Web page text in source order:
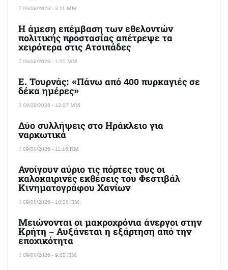
09/08/2026 - 3:11 ΜΜ
Η άμεση επέμβαση των εθελοντών
πολιτικής προστασίας απέτρεψε τα
χειρότερα στις Aτσιπάδες
09/08/2026 - 1:05 ΜΜ
Ε. Τουρνάς: «Πάνω από 400 πυρκαγιές σε
δέκα ημέρες»
09/08/2026 - 12:07 ΜΜ
Δύο συλλήψεις στο Ηράκλειο για
ναρκωτικά
09/08/2026 - 11:16 ΠΜ
Ανοίγουν αύριο τις πόρτες τους οι
καλοκαιρινές εκθέσεις του Φεστιβάλ
Κινηματογράφου Χανίων
09/08/2026 - 10:30 ΠΜ
Μειώνονται οι μακροχρόνια άνεργοι στην
Κρήτη – Αυξάνεται η εξάρτηση από την
εποχικότητα
09/08/2026 - 9:00 ΠΜ